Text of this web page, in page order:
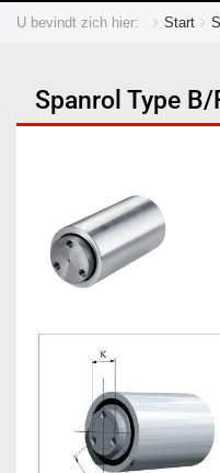
U bevindt zich hier: Start
Spanrol Type B/